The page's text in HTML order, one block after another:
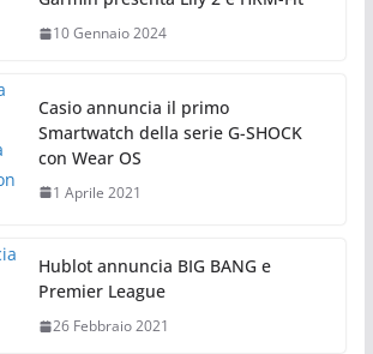
10 Gennaio 2024
Casio annuncia il primo
Smartwatch della serie G-SHOCK
con Wear OS
1 Aprile 2021
Hublot annuncia BIG BANG e
Premier League
26 Febbraio 2021